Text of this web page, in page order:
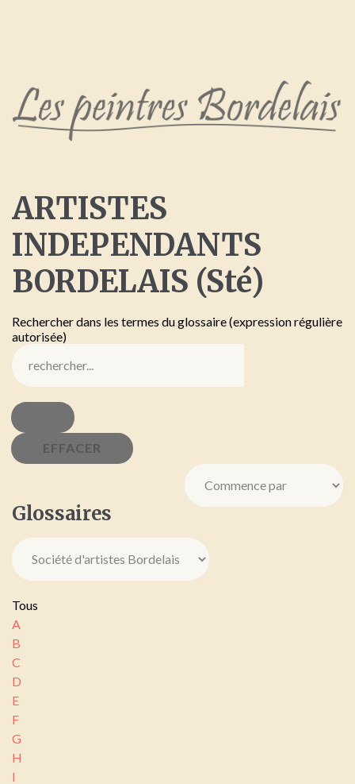
ARTISTES
INDEPENDANTS
BORDELAIS (Sté)
Rechercher dans les termes du glossaire (expression régulière
autorisée)
Glossaires
Tous
A
B
C
D
E
F
G
H
I